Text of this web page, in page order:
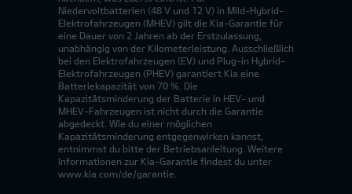
Niedervoltbatterien (48 V und 12 V) in Mild-Hybrid-
Elektrofahrzeugen (MHEV) gilt die Kia-Garantie für
eine Dauer von 2 Jahren ab der Erstzulassung,
unabhängig von der Kilometerleistung. Ausschließlich
bei den Elektrofahrzeugen (EV) und Plug-in Hybrid-
Elektrofahrzeugen (PHEV) garantiert Kia eine
Batteriekapazität von 70 %. Die
Kapazitätsminderung der Batterie in HEV- und
MHEV-Fahrzeugen ist nicht durch die Garantie
abgedeckt. Wie du einer möglichen
Kapazitätsminderung entgegenwirken kannst,
entnimmst du bitte der Betriebsanleitung. Weitere
Informationen zur Kia-Garantie findest du unter
www.kia.com/de/garantie.